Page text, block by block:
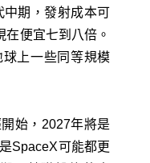
期，發射成本可
便宜七到八倍。
上一些同等規模
始，2027年將是
SpaceX可能都更